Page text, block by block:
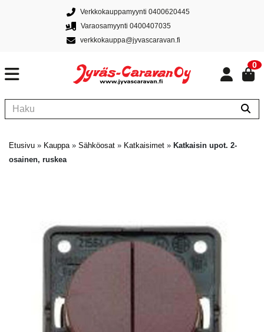
Verkkokauppamyynti 0400620445
Varaosamyynti 0400407035
verkkokauppa@jyvascaravan.fi
0
Etusivu » Kauppa» Sähköosat » Katkaisimet » Katkaisin upot. 2-
osainen, ruskea